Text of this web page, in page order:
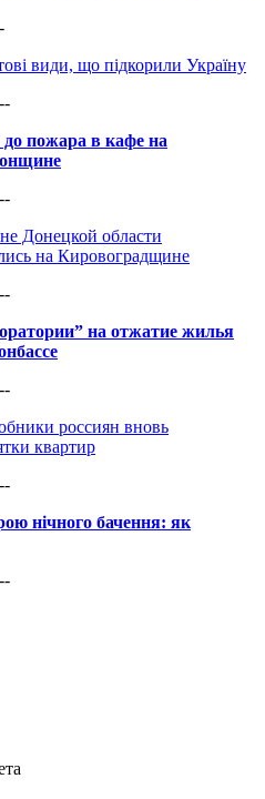
види, що підкорили Україну
пожара в кафе на
Донецкой области
на Кировоградщине
на отжатие жилья
россиян вновь
квартир
нічного бачення: як